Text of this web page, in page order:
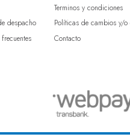
despacho
Terminos y condiciones
Políticas de cambios y/o
Contacto